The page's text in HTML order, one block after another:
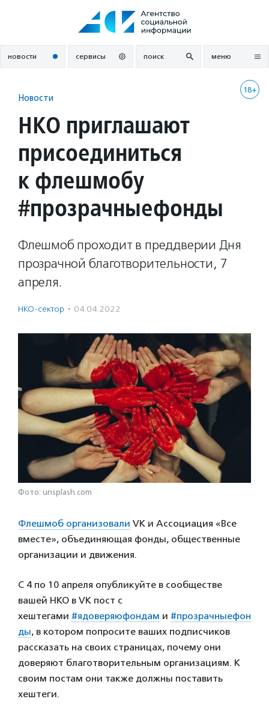
новости сервисы поиск меню
18+
Новости
НКО приглашают
присоединиться
к флешмобу
#прозрачныефонды
Флешмоб проходит в преддверии Дня
прозрачной благотворительности, 7
апреля.
НКО-сектор · 04.04.2022
Фото: unsplash.com
Флешмоб организовали VK и Ассоциация «Все
вместе», объединяющая фонды, общественные
организации и движения.
С 4 по 10 апреля опубликуйте в сообществе
вашей НКО в VK пост с
хештегами #ядоверяюфондам и #прозрачныефон
ды, в котором попросите ваших подписчиков
рассказать на своих страницах, почему они
доверяют благотворительным организациям. К
своим постам они также должны поставить
хештеги.